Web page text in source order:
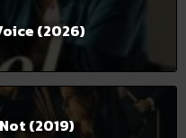
(2026)
(2019)